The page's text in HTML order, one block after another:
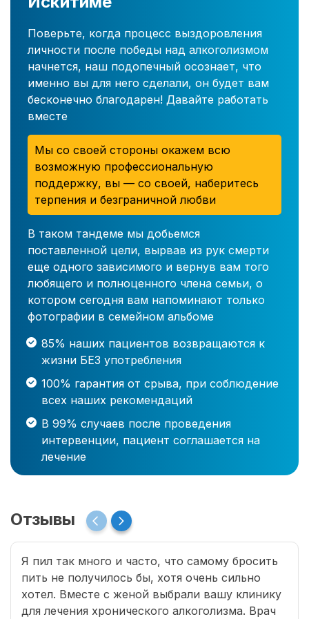
Поверьте, когда процесс выздоровления
личности после победы над алкоголизмом
начнется, наш подопечный осознает, что
именно вы для него сделали, он будет вам
бесконечно благодарен! Давайте работать
вместе
Мы со своей стороны окажем всю
возможную профессиональную
поддержку, вы — со своей, наберитесь
терпения и безграничной любви
В таком тандеме мы добьемся
поставленной цели, вырвав из рук смерти
еще одного зависимого и вернув вам того
любящего и полноценного члена семьи, о
котором сегодня вам напоминают только
фотографии в семейном альбоме
85% наших пациентов возвращаются к
жизни БЕЗ употребления
100% гарантия от срыва, при соблюдение
всех наших рекомендаций
В 99% случаев после проведения
интервенции, пациент соглашается на
лечение
Отзывы
Я пил так много и часто, что самому бросить
пить не получилось бы, хотя очень сильно
хотел. Вместе с женой выбрали вашу клинику
для лечения хронического алкоголизма. Врач